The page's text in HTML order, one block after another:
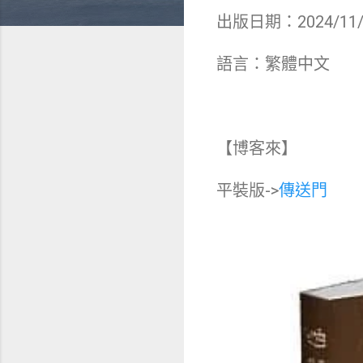
出版日期：2024/
語言：繁體中文
【博客來】
平裝版->傳送門